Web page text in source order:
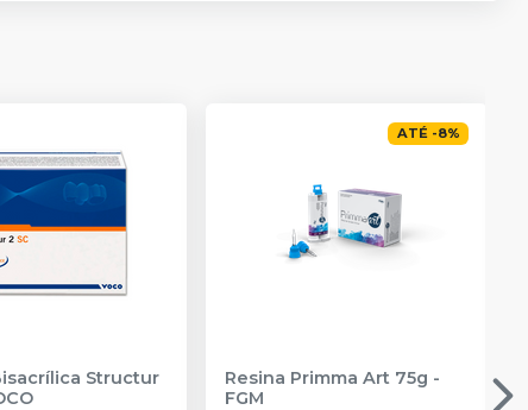
Structur
ATÉ -8%
Resina Primma Art 75g -
FGM